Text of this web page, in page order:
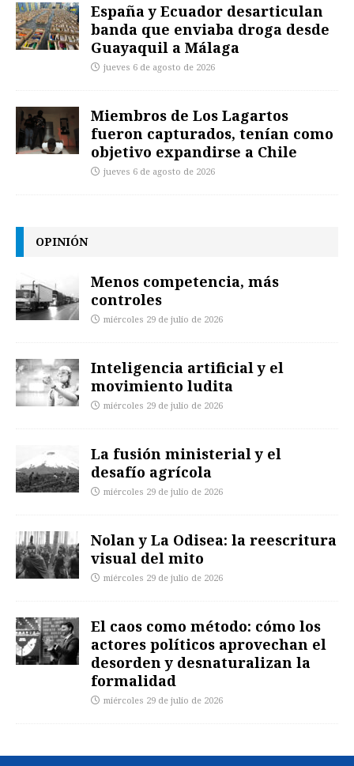
España y Ecuador desarticulan
banda que enviaba droga desde
Guayaquil a Málaga
jueves 6 de agosto de 2026
Miembros de Los Lagartos
fueron capturados, tenían como
objetivo expandirse a Chile
jueves 6 de agosto de 2026
OPINIÓN
Menos competencia, más
controles
miércoles 29 de julio de 2026
Inteligencia artificial y el
movimiento ludita
miércoles 29 de julio de 2026
La fusión ministerial y el
desafío agrícola
miércoles 29 de julio de 2026
Nolan y La Odisea: la reescritura
visual del mito
miércoles 29 de julio de 2026
El caos como método: cómo los
actores políticos aprovechan el
desorden y desnaturalizan la
formalidad
miércoles 29 de julio de 2026